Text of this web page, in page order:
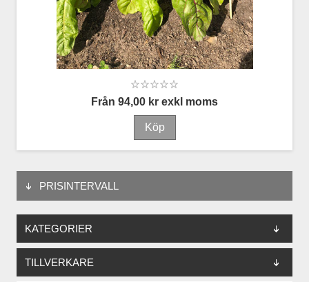
Från 94,00 kr exkl moms
PRISINTERVALL
KATEGORIER
TILLVERKARE